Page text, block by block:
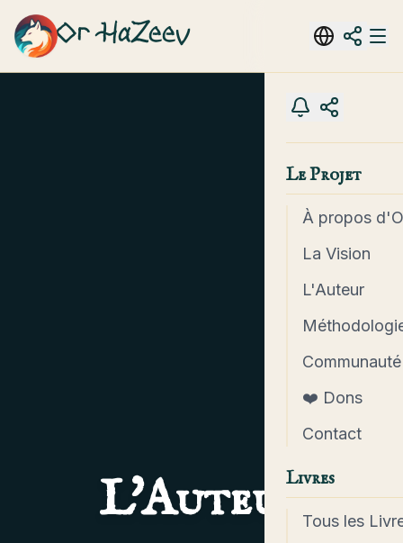
Or HaZeev
Le Projet
À propos
La Vision
L'Auteur
Communauté
❤️ Dons
Contact
Livres
Tous les
L'Auteur